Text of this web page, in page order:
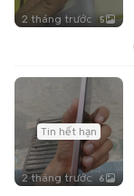
2 tháng trước 5
Tin hết hạn
2 tháng trước 6